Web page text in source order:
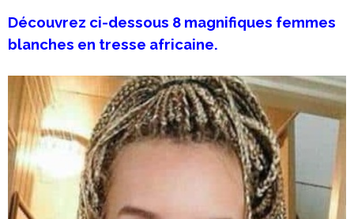
Découvrez ci-dessous 8 magnifiques femmes
blanches en tresse africaine.